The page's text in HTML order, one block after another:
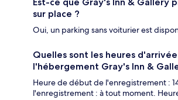
sur place ?
Oui, un parking sans voiturier est
Quelles sont les heures
l'hébergement Gray's Inn &
Heure de début de l'enregistrement :
l'enregistrement : à tout moment.